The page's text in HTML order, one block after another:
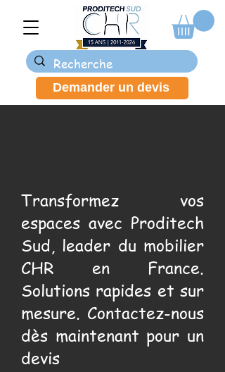
Demander un devis
Transformez vos
espaces avec Proditech
Sud, leader du mobilier
CHR en France.
Solutions rapides et sur
mesure. Contactez-nous
dès maintenant pour un
devis